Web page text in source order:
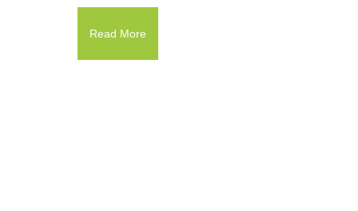
Read More